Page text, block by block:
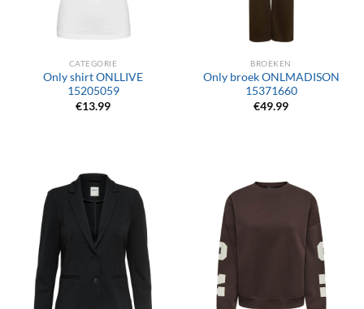
CATEGORIE
Only shirt ONLLIVE
15205059
€13.99
BROEKEN
Only broek ONLMADISON
15371660
€49.99